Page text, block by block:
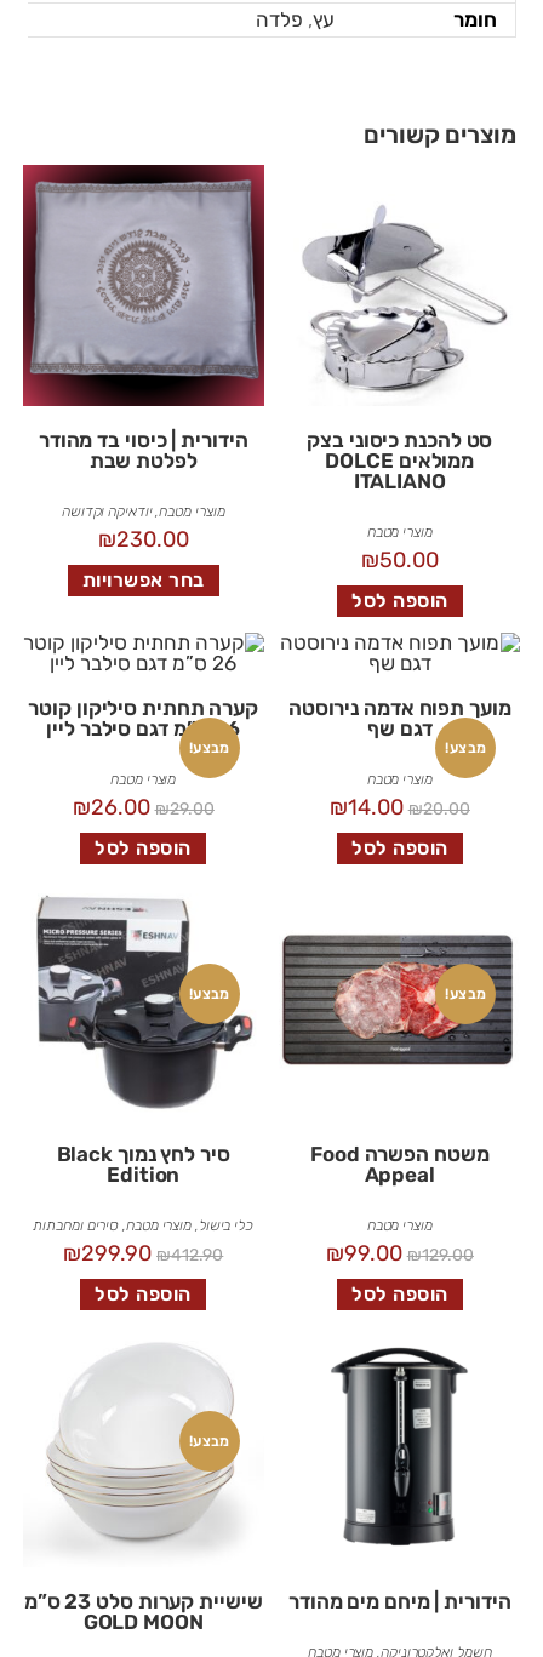
חומר
עץ, פלדה
מוצרים קשורים
סט להכנת כיסוני בצק
ממולאים DOLCE
ITALIANO
מוצרי מטבח
₪50.00
הוספה לסל
הידורית | כיסוי בד מהודר
לפלטת שבת
מוצרי מטבח,יודאיקה וקדושה
₪230.00
בחר אפשרויות
מבצע!
מועך תפוח אדמה נירוסטה
דגם שף
מוצרי מטבח
₪20.00
₪14.00
הוספה לסל
מבצע!
קערה תחתית סיליקון קוטר
26 ס”מ דגם סילבר ליין
מוצרי מטבח
₪29.00
₪26.00
הוספה לסל
מבצע!
משטח הפשרה Food
Appeal
מוצרי מטבח
₪129.00
₪99.00
הוספה לסל
מבצע!
סיר לחץ נמוך Black
Edition
כלי בישול, מוצרי מטבח, סירים ומחבתות
₪412.90
₪299.90
הוספה לסל
הידורית | מיחם מים מהודר
חשמל ואלקטרוניקה, מוצרי מטבח
מבצע!
שישיית קערות סלט 23 ס”מ
GOLD MOON